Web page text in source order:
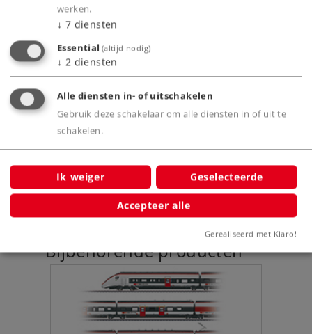
Freiburg-Basel-Zürich-Milano Centrale.
Uitbreidingsset voor het treinstel RABe 501
022, kanton Vaud.
Product
Productinfo
Bijbehorende producten
werken.
↓ 7 diensten
Essential (altijd nodig)
↓ 2 diensten
Alle diensten in- of uitschakelen
Gebruik deze schakelaar om alle diensten in of uit te
schakelen.
Ik weiger Geselecteerde
Accepteer alle
Gerealiseerd met Klaro!